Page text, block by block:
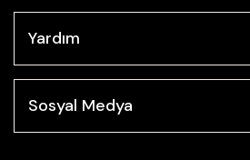
Yardım
Sosyal Medya